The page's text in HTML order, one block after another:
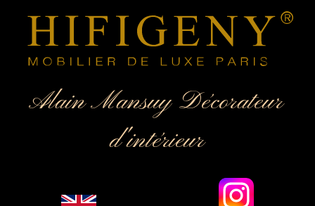
Alain Mansuy Décorateur
d'intérieur